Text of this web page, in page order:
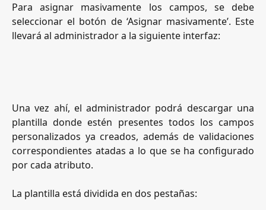
Para asignar masivamente los campos, se debe
seleccionar el botón de ‘Asignar masivamente’. Este
llevará al administrador a la siguiente interfaz:
Una vez ahí, el administrador podrá descargar una
plantilla donde estén presentes todos los campos
personalizados ya creados, además de validaciones
correspondientes atadas a lo que se ha configurado
por cada atributo.
La plantilla está dividida en dos pestañas: